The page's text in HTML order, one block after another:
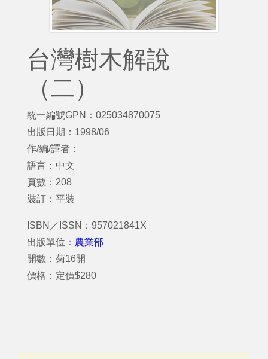
台灣樹木解說
（二）
統一編號GPN：025034870075
出版日期：1998/06
作/編/譯者：
語言：中文
頁數：208
裝訂：平裝
ISBN／ISSN：957021841X
出版單位： 農業部
開數：菊16開
價格：定價$280